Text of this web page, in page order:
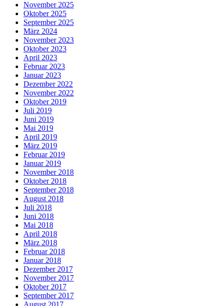
November 2025
Oktober 2025
September 2025
März 2024
November 2023
Oktober 2023
April 2023
Februar 2023
Januar 2023
Dezember 2022
November 2022
Oktober 2019
Juli 2019
Juni 2019
Mai 2019
April 2019
März 2019
Februar 2019
Januar 2019
November 2018
Oktober 2018
September 2018
August 2018
Juli 2018
Juni 2018
Mai 2018
April 2018
März 2018
Februar 2018
Januar 2018
Dezember 2017
November 2017
Oktober 2017
September 2017
August 2017